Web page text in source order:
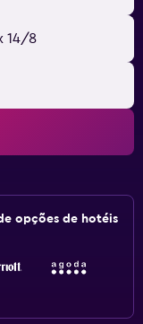
14/8
opções de hotéis